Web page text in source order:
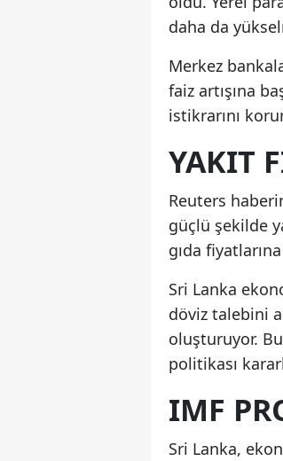
daha da
Merkez
faiz artışına
istikrarını
YAKIT
Reuters
güçlü şekilde
gıda
Sri Lanka
döviz talebini
oluşturuyor.
politikası
IMF
Sri Lanka,